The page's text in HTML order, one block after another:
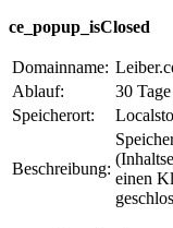
ce_popup_isClosed
Domainname:
Ablauf:
30 Tage
Speicherort:
Beschreibung:
einen